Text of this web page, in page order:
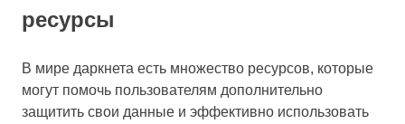
ресурсы
В мире даркнета есть множество ресурсов, которые
могут помочь пользователям дополнительно
защитить свои данные и эффективно использовать